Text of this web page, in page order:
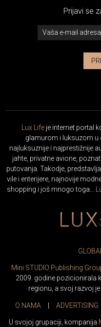
Prijavi se
Lux Lifeje internet portal
glamurom i luksuzom u
najluksuznije i najprestižnije
jahte, privatne avione,
putovanja. Takodje,
vile i enterijere, najnovije
shopping i još mnogo toga…
GLOBAL
Mini STUDIO Publishing
2009. godine pozicionirala
regionu, a svoj razvoj
O NAMA ADVERTISING
U svojoj grupaciji, kompanija